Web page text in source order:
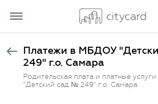
Платежи в МБДОУ
249" г.о. Самара
Родительская плата и платные
"Детский сад № 249" г.о. Самара